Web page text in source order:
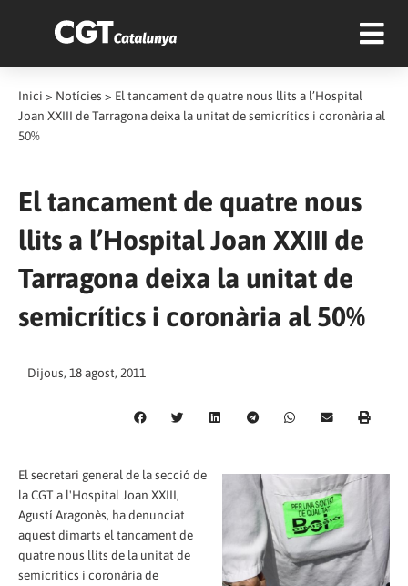
Inici > Notícies > El tancament de quatre nous llits a l’Hospital
Joan XXIII de Tarragona deixa la unitat de semicrítics i coronària al
50%
El tancament de quatre nous
llits a l’Hospital Joan XXIII de
Tarragona deixa la unitat de
semicrítics i coronària al 50%
Dijous, 18 agost, 2011
El secretari general de la secció de
la CGT a l'Hospital Joan XXIII,
Agustí Aragonès, ha denunciat
aquest dimarts el tancament de
quatre nous llits de la unitat de
semicrítics i coronària de